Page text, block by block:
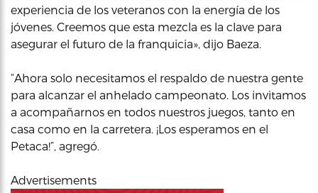
experiencia de los veteranos con la energía de los
jóvenes. Creemos que esta mezcla es la clave para
asegurar el futuro de la franquicia», dijo Baeza.
“Ahora solo necesitamos el respaldo de nuestra gente
para alcanzar el anhelado campeonato. Los invitamos
a acompañarnos en todos nuestros juegos, tanto en
casa como en la carretera. ¡Los esperamos en el
Petaca!”, agregó.
Advertisements